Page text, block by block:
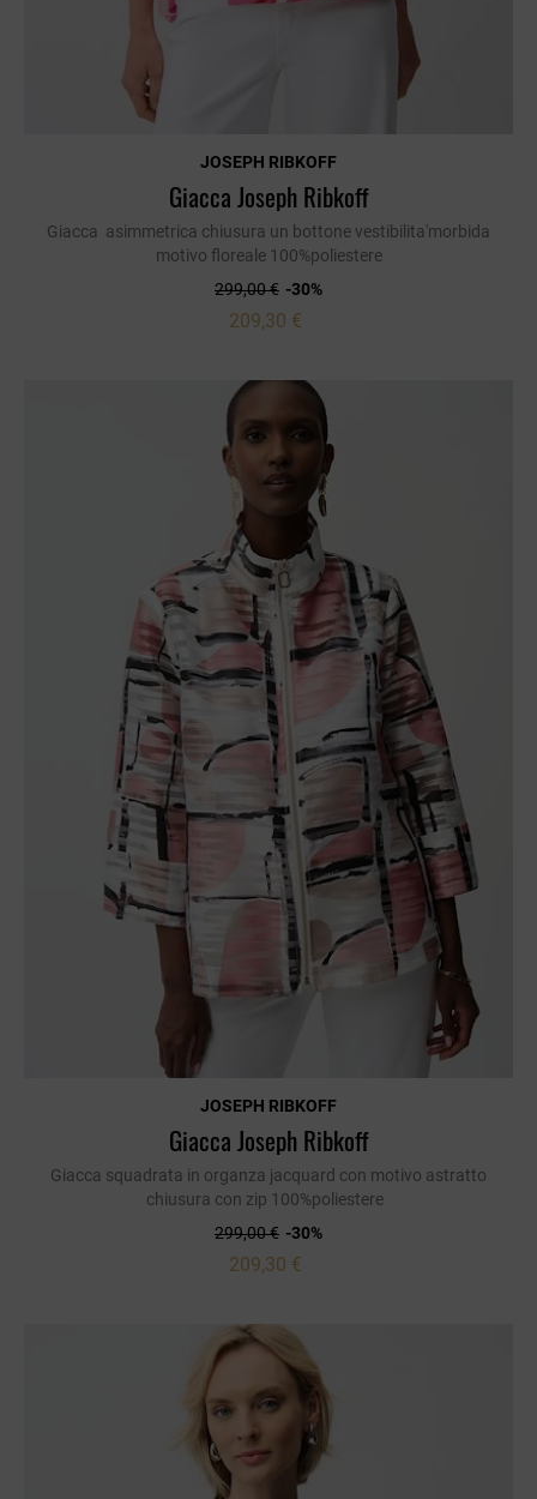
JOSEPH RIBKOFF
Giacca Joseph Ribkoff
Giacca asimmetrica chiusura un bottone vestibilita'morbida
motivo floreale 100%poliestere
299,00 € -30%
209,30 €
JOSEPH RIBKOFF
Giacca Joseph Ribkoff
Giacca squadrata in organza jacquard con motivo astratto
chiusura con zip 100%poliestere
299,00 € -30%
209,30 €